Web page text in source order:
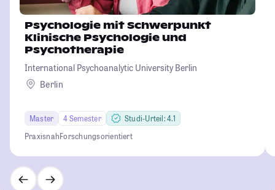
Psychologie mit Schwerpunkt
Klinische Psychologie und
Psychotherapie
International Psychoanalytic University Berlin
Berlin
Master 4 Semester
Studi-Urteil: 4.1
PraxisnahForschungsorientiert